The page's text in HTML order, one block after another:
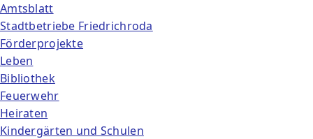
Amtsblatt
Stadtbetriebe Friedrichroda
Förderprojekte
Leben
Bibliothek
Feuerwehr
Heiraten
Kindergärten und Schulen